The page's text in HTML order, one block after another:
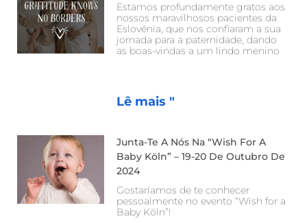
Estamos profundamente gratos aos
nossos maravilhosos pacientes da
Eslovénia, que nos confiaram a sua
jornada para a paternidade, dando
as boas-vindas a um lindo menino
Lê mais "
Junta-Te A Nós Na “Wish For A
Baby Köln” – 19-20 De Outubro De
2024
Gostaríamos de te conhecer
pessoalmente no evento “Wish for a
Baby Köln”!